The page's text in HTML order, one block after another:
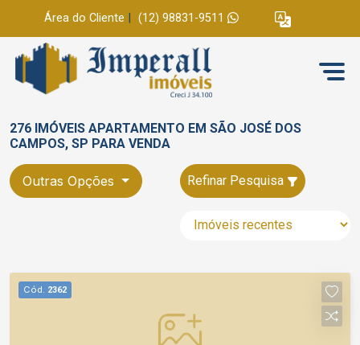
Área do Cliente (12) 98831-9511
276 IMÓVEIS APARTAMENTO EM SÃO JOSÉ DOS
CAMPOS, SP PARA VENDA
Outras Opções Refinar Pesquisa
Cód. 2362